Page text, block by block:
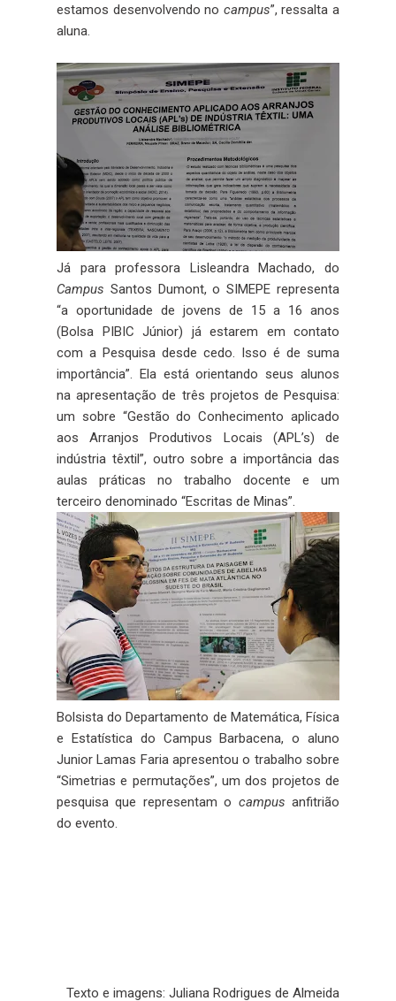
estamos desenvolvendo no campus”, ressalta a
aluna.
Já para professora Lisleandra Machado, do
Campus Santos Dumont, o SIMEPE representa
“a oportunidade de jovens de 15 a 16 anos
(Bolsa PIBIC Júnior) já estarem em contato
com a Pesquisa desde cedo. Isso é de suma
importância”. Ela está orientando seus alunos
na apresentação de três projetos de Pesquisa:
um sobre “Gestão do Conhecimento aplicado
aos Arranjos Produtivos Locais (APL’s) de
indústria têxtil”, outro sobre a importância das
aulas práticas no trabalho docente e um
terceiro denominado “Escritas de Minas”.
Bolsista do Departamento de Matemática, Física
e Estatística do Campus Barbacena, o aluno
Junior Lamas Faria apresentou o trabalho sobre
“Simetrias e permutações”, um dos projetos de
pesquisa que representam o campus anfitrião
do evento.
Texto e imagens: Juliana Rodrigues de Almeida